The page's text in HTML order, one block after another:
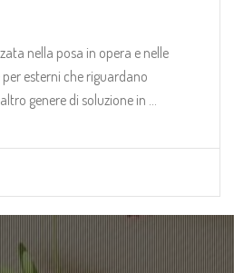
nella posa in opera e nelle
esterni che riguardano
genere di soluzione in ...